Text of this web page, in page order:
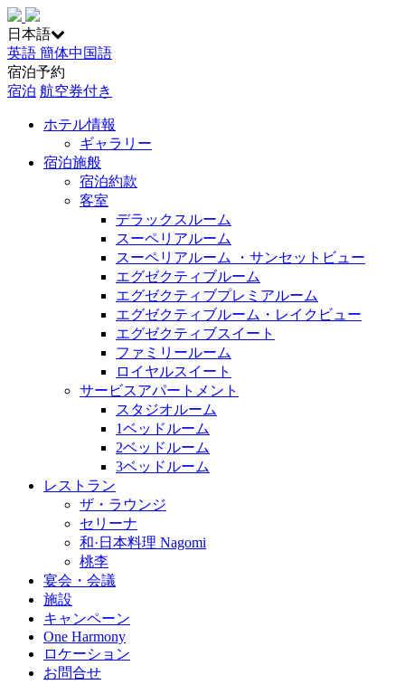
日本語
英語 簡体中国語
宿泊予約
宿泊 航空券付き
ホテル情報
ギャラリー
宿泊施般
宿泊約款
客室
デラックスルーム
スーペリアルーム
スーペリアルーム ・サンセットビュー
エグゼクティブルーム
エグゼクティブプレミアルーム
エグゼクティブルーム・レイクビュー
エグゼクティブスイート
ファミリールーム
ロイヤルスイート
サービスアパートメント
スタジオルーム
1ベッドルーム
2ベッドルーム
3ベッドルーム
レストラン
ザ・ラウンジ
セリーナ
和·日本料理 Nagomi
桃李
宴会・会議
施設
キャンペーン
One Harmony
ロケーション
お問合せ